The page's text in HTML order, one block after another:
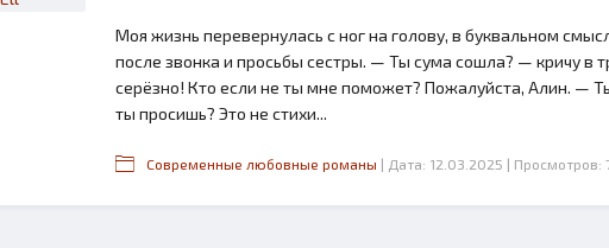
Моя жизнь перевернулась с ног на голову, в буквальном
после звонка и просьбы сестры. — Ты сума сошла? — кричу в
серёзно! Кто если не ты мне поможет? Пожалуйста, Алин. —
ты просишь? Это не стихи...
Современные любовные романы | Дата: 12.03.2025 | Просмотров: